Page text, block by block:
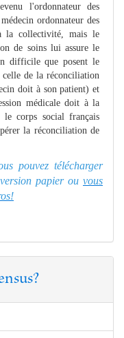
l'ordonnateur des
ordonnateur des
la collectivité, mais le
de soins lui assure le
difficile que posent le
de la réconciliation
doit à son patient) et
médicale doit à la
le corps social français
la réconciliation de
pouvez télécharger
papier ou vous